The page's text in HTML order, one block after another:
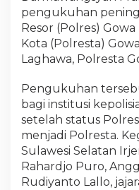
pengukuhan
Resor (Polres)
Kota (Polresta)
Laghawa, Polresta
Pengukuhan
bagi institusi
setelah status
menjadi Polresta.
Sulawesi Selatan
Rahardjo Puro,
Rudiyanto Lallo,